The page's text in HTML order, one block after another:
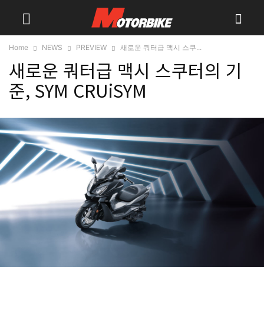
Home NEWS PREVIEW 새로운 쿼터급 맥시 스쿠...
새로운 쿼터급 맥시 스쿠터의 기
준, SYM CRUiSYM